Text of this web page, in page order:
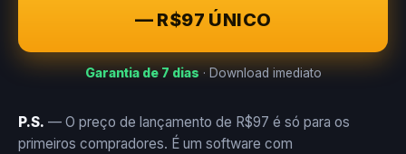
— R$97 ÚNICO
Garantia de 7 dias · Download imediato
P.S. — O preço de lançamento de R$97 é só para os
primeiros compradores. É um software com